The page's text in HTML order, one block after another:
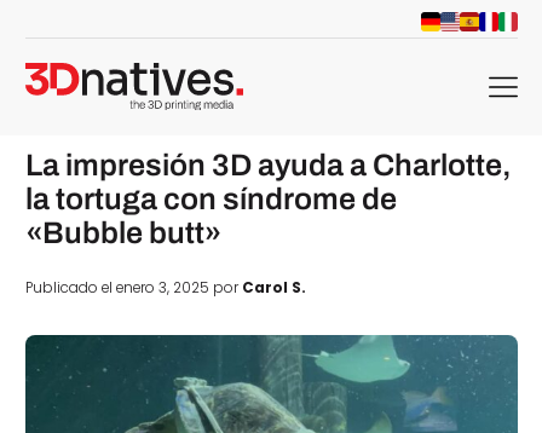
menu
La impresión 3D ayuda a Charlotte,
la tortuga con síndrome de
«Bubble butt»
Publicado el enero 3, 2025 porCarol S.